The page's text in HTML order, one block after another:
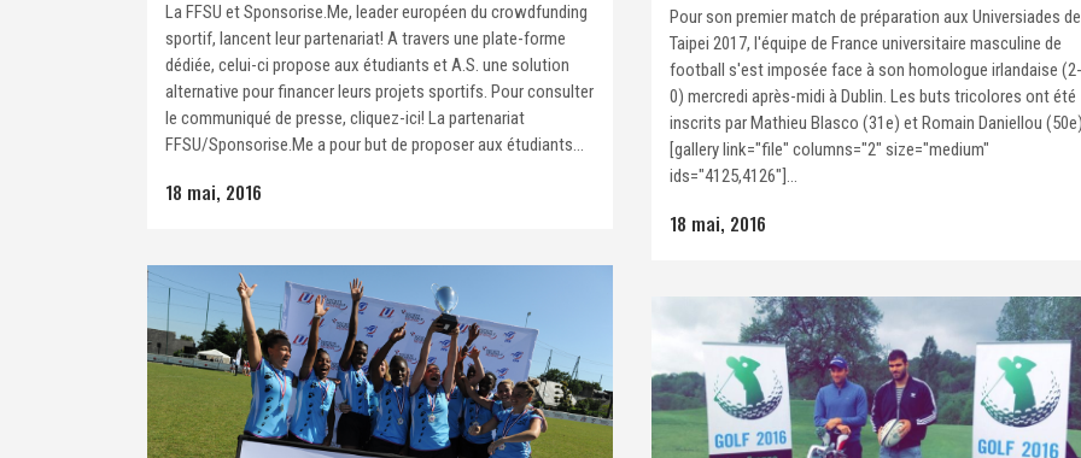
La FFSU et Sponsorise.Me, leader européen du crowdfunding
sportif, lancent leur partenariat! A travers une plate-forme
dédiée, celui-ci propose aux étudiants et A.S. une solution
alternative pour financer leurs projets sportifs. Pour consulter
le communiqué de presse, cliquez-ici! La partenariat
FFSU/Sponsorise.Me a pour but de proposer aux étudiants...
18 mai, 2016
Pour son premier match de préparation aux Universiades de
Taipei 2017, l'équipe de France universitaire masculine de
football s'est imposée face à son homologue irlandaise (2-
0) mercredi après-midi à Dublin. Les buts tricolores ont été
inscrits par Mathieu Blasco (31e) et Romain Daniellou
[gallery link="file" columns="2" size="medium"
ids="4125,4126"]...
18 mai, 2016